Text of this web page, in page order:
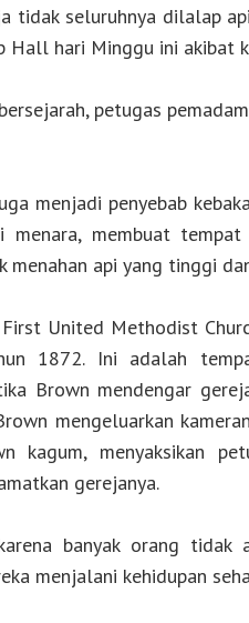
tidak seluruhnya dilalap
Hall hari Minggu ini akibat
petugas
menjadi penyebab
membuat tempat
api yang tinggi
United Methodist
1872. Ini adalah
Brown mendengar
mengeluarkan
menyaksikan
gerejanya.
banyak orang tidak
menjalani kehidupan